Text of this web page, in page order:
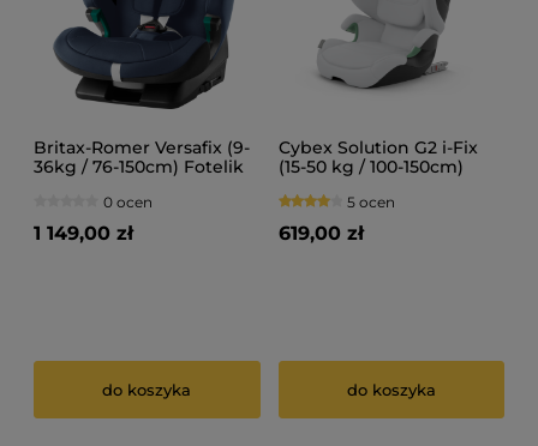
Britax-Romer Versafix (9-
36kg / 76-150cm) Fotelik
0 ocen
1 149,00 zł
do koszyka
Cybex Solution G2 i-Fix
(15-50 kg / 100-150cm)
5 ocen
619,00 zł
do koszyka